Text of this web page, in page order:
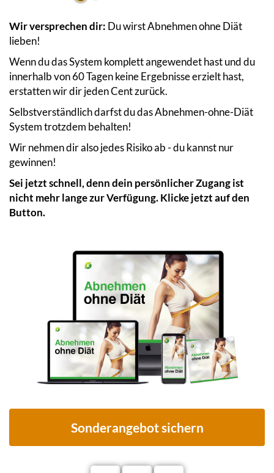
Wir versprechen dir: Du wirst Abnehmen ohne Diät
lieben!
Wenn du das System komplett angewendet hast und du
innerhalb von 60 Tagen keine Ergebnisse erzielt hast,
erstatten wir dir jeden Cent zurück.
Selbstverständlich darfst du das Abnehmen-ohne-Diät
System trotzdem behalten!
Wir nehmen dir also jedes Risiko ab - du kannst nur
gewinnen!
Sei jetzt schnell, denn dein persönlicher Zugang ist
nicht mehr lange zur Verfügung. Klicke jetzt auf den
Button.
Sonderangebot sichern